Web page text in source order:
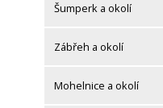
Šumperk a okolí
Zábřeh a okolí
Mohelnice a okolí